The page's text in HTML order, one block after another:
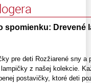
spomienku: Drevené
pre deti Rozžiarené sny a
z našej kolekcie.
postavičky, ktoré deti